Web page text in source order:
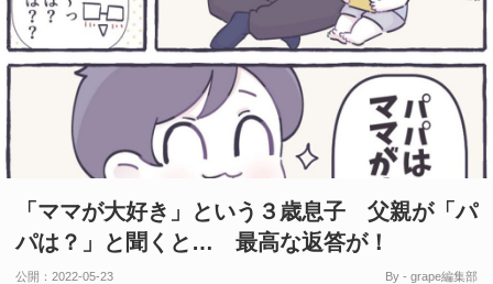
「ママが大好き」という３歳息子 父親が「パ
パは？」と聞くと… 最高な返答が！
公開： 2022-05-23
By - grape編集部